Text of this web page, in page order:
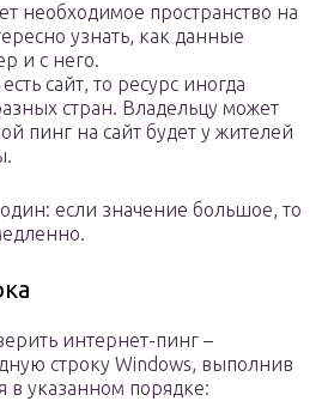
необходимое пространство на
узнать, как данные
и с него.
сайт, то ресурс иногда
стран. Владельцу может
пинг на сайт будет у жителей
если значение большое, то
интернет-пинг –
строку Windows, выполнив
в указанном порядке: